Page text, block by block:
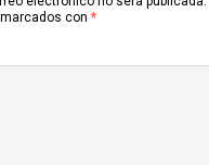
con *